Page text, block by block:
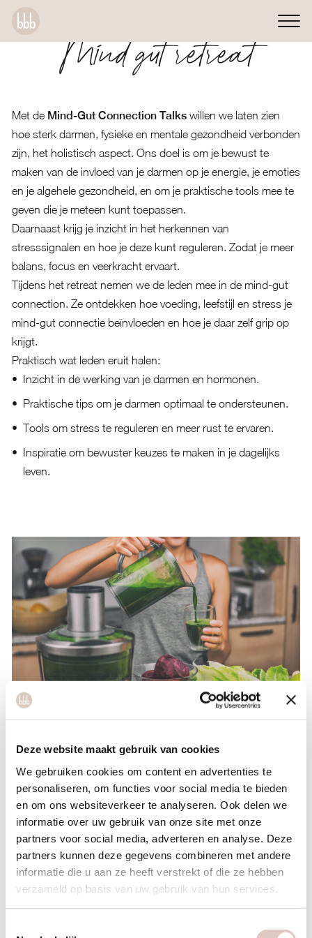
Deze website maakt gebruik van cookies
We gebruiken cookies om content en advertenties te
personaliseren, om functies voor social media te bieden
en om ons websiteverkeer te analyseren. Ook delen we
informatie over uw gebruik van onze site met onze
partners voor social media, adverteren en analyse. Deze
partners kunnen deze gegevens combineren met andere
informatie die u aan ze heeft verstrekt of die ze hebben
verzameld op basis van uw gebruik van hun services.
Mind gut retreat
Met de Mind-Gut Connection Talkswillen we laten zien
hoe sterk darmen, fysieke en mentale gezondheid verbonden
zijn, het holistisch aspect. Ons doel is om je bewust te
maken van de invloed van je darmen op je energie, je emoties
en je algehele gezondheid, en om je praktische tools mee te
geven die je meteen kunt toepassen.
Daarnaast krijg je inzicht in het herkennen van
stresssignalen en hoe je deze kunt reguleren. Zodat je meer
balans, focus en veerkracht ervaart.
Tijdens het retreat nemen we de leden mee in de mind-gut
connection. Ze ontdekken hoe voeding, leefstijl en stress je
mind-gut connectie beïnvloeden en hoe je daar zelf grip op
krijgt.
Praktisch wat leden eruit halen:
Inzicht in de werking van je darmen en hormonen.
Praktische tips om je darmen optimaal te ondersteunen.
Tools om stress te reguleren en meer rust te ervaren.
Inspiratie om bewuster keuzes te maken in je dagelijks
leven.
Over ons
Carolina Cirkel – Cirkel of Energy
Als holistisch leefstijl- en darmtherapeut begeleid ik vrouwen
naar meer energie, een rustige buik en algehele gezondheid.
Mijn kracht ligt in het inzichtelijk maken van de samenhang
tussen leefstijl, darmgezondheid en mentale balans, waarbij
we op zoek gaan naar de onderliggende oorzaak van
voelen, elke dag opnieuw.